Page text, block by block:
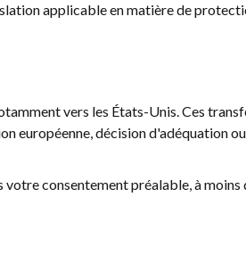
applicable en matière de
vers les États-Unis. Ces
européenne, décision d'adéquation
votre consentement préalable, à